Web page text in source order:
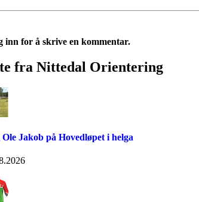
inn for å skrive en kommentar.
fra Nittedal Orientering
Ole Jakob på Hovedløpet i helga